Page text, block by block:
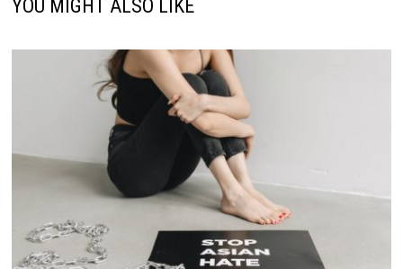
YOU MIGHT ALSO LIKE